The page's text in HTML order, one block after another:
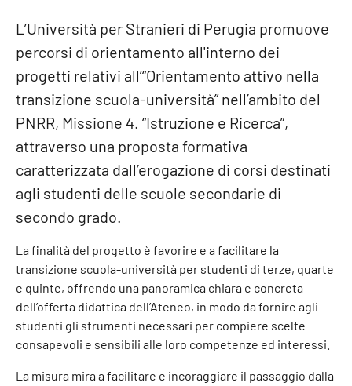
L’Università per Stranieri di Perugia promuove
percorsi di orientamento all'interno dei
progetti relativi all’“Orientamento attivo nella
transizione scuola-università” nell’ambito del
PNRR, Missione 4. “Istruzione e Ricerca”,
attraverso una proposta formativa
caratterizzata dall’erogazione di corsi destinati
agli studenti delle scuole secondarie di
secondo grado.
La finalità del progetto è favorire e a facilitare la
transizione scuola-università per studenti di terze, quarte
e quinte, offrendo una panoramica chiara e concreta
dell’offerta didattica dell’Ateneo, in modo da fornire agli
studenti gli strumenti necessari per compiere scelte
consapevoli e sensibili alle loro competenze ed interessi.
La misura mira a facilitare e incoraggiare il passaggio dalla